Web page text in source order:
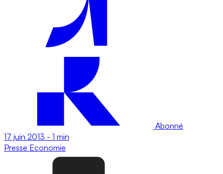
Abonné
17 juin 2013 - 1 min
Presse Economie